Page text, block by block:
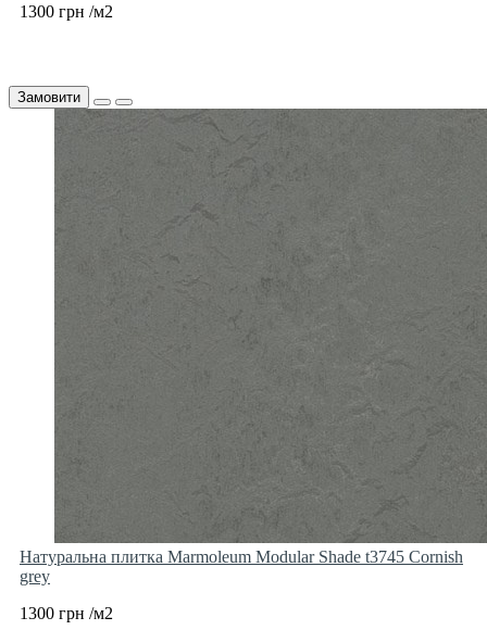
1300 грн /м2
Замовити
Натуральна плитка Marmoleum Modular Shade t3745 Cornish
grey
1300 грн /м2